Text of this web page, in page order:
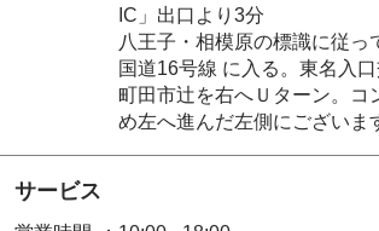
IC」出口より3分
八王子・相模原の標識に従っ
国道16号線 に入る。東名入口
町田市辻を右へＵターン。コ
め左へ進んだ左側にございま
サービス